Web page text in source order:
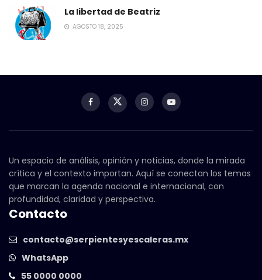
La libertad de Beatriz
AGOSTO 18, 2025
Un espacio de análisis, opinión y noticias, donde la mirada
crítica y el contexto importan. Aquí se conectan los temas
que marcan la agenda nacional e internacional, con
profundidad, claridad y perspectiva.
Contacto
contacto@serpientesyescaleras.mx
WhatsApp
55 0000 0000